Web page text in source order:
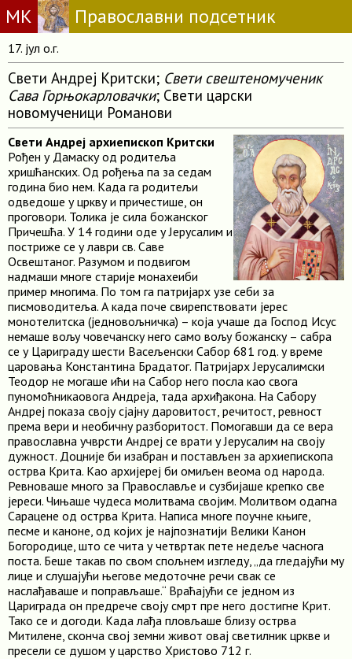
МК Православни подсетник
17. јул о.г.
Свети Андреј Критски; Свети свештеномученик
Сава Горњокарловачки; Свети царски
новомученици Романови
Свети Андреј архиепископ Критски
Рођен у Дамаску од родитеља
хришћанских. Од рођења па за седам
година био нем. Када га родитељи
одведоше у цркву и причестише, он
проговори. Толика је сила божанског
Причешћа. У 14 години оде у Јерусалим и
постриже се у лаври св. Саве
Освештаног. Разумом и подвигом
надмаши многе старије монахеиби
пример многима. По том га патријарх узе себи за
писмоводитеља. А када поче свирепствовати јерес
монотелитска (једновољничка) – која учаше да Господ Исус
немаше вољу човечанску него само вољу божанску – сабра
се у Цариграду шести Васељенски Сабор 681 год. у време
царовања Константина Брадатог. Патријарх Јерусалимски
Теодор не могаше ићи на Сабор него посла као свога
пуномоћникаовога Андреја, тада архиђакона. На Сабору
Андреј показа своју сјајну даровитост, речитост, ревност
према вери и необичну разборитост. Помогавши да се вера
православна учврсти Андреј се врати у Јерусалим на своју
дужност. Доцније би изабран и постављен за архиепископа
острва Крита. Као архијереј би омиљен веома од народа.
Ревноваше много за Православље и сузбијаше крепко све
јереси. Чињаше чудеса молитвама својим. Молитвом одагна
Сарацене од острва Крита. Написа многе поучне књиге,
песме и каноне, од којих је најпознатији Велики Канон
Богородице, што се чита у четвртак пете недеље часнога
поста. Беше такав по свом спољнем изгледу, „да гледајући му
лице и слушајући његове медоточне речи свак се
наслађаваше и поправљаше.“ Враћајући се једном из
Цариграда он предрече своју смрт пре него достигне Крит.
Тако се и догоди. Када лађа пловљаше близу острва
Митилене, сконча свој земни живот овај светилник цркве и
пресели се душом у царство Христово 712 г.